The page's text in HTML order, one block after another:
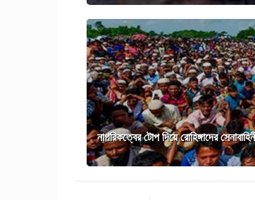
নাগরিকত্বের টোপ দিয়ে রোহিঙ্গাদের